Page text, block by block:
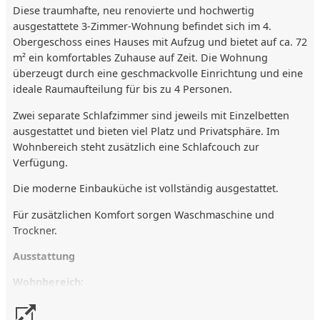
Diese traumhafte, neu renovierte und hochwertig
ausgestattete 3-Zimmer-Wohnung befindet sich im 4.
Obergeschoss eines Hauses mit Aufzug und bietet auf ca. 72
m² ein komfortables Zuhause auf Zeit. Die Wohnung
überzeugt durch eine geschmackvolle Einrichtung und eine
ideale Raumaufteilung für bis zu 4 Personen.
Zwei separate Schlafzimmer sind jeweils mit Einzelbetten
ausgestattet und bieten viel Platz und Privatsphäre. Im
Wohnbereich steht zusätzlich eine Schlafcouch zur
Verfügung.
Die moderne Einbauküche ist vollständig ausgestattet.
Für zusätzlichen Komfort sorgen Waschmaschine und
Trockner.
Ausstattung
Wohnbereich:
Der Wohnbereich bietet eine bequeme Sofalandschaft,